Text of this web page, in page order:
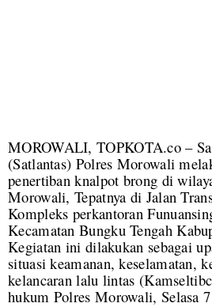
MOROWALI, TOPKOTA.co –
(Satlantas) Polres Morowali
penertiban knalpot brong di
Morowali, Tepatnya di Jalan
Kompleks perkantoran
Kecamatan Bungku Tengah
Kegiatan ini dilakukan sebagai
situasi keamanan, keselamatan,
kelancaran lalu lintas
hukum Polres Morowali, Selasa